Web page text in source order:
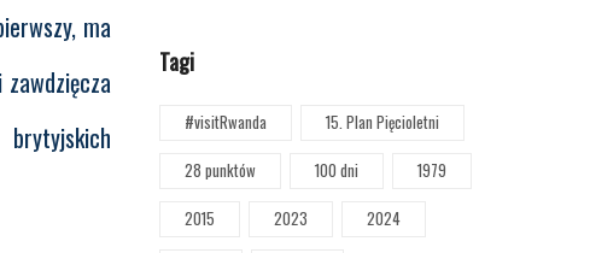
ma
Tagi
#visitRwanda
15. Plan Pięcioletni
28 punktów
100 dni
1979
2015
2023
2024